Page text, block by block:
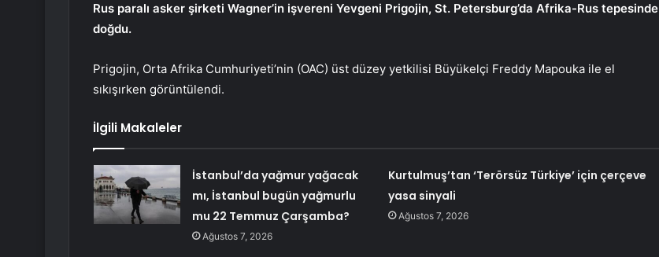
Rus paralı asker şirketi Wagner’in işvereni Yevgeni Prigojin, St. Petersburg’da Afrika-Rus tepesinde
doğdu.
Prigojin, Orta Afrika Cumhuriyeti’nin (OAC) üst düzey yetkilisi Büyükelçi Freddy Mapouka ile el
sıkışırken görüntülendi.
İlgili Makaleler
İstanbul’da yağmur yağacak
mı, İstanbul bugün yağmurlu
mu 22 Temmuz Çarşamba?
Ağustos 7, 2026
Kurtulmuş’tan ‘Terörsüz Türkiye’ için çerçeve
yasa sinyali
Ağustos 7, 2026